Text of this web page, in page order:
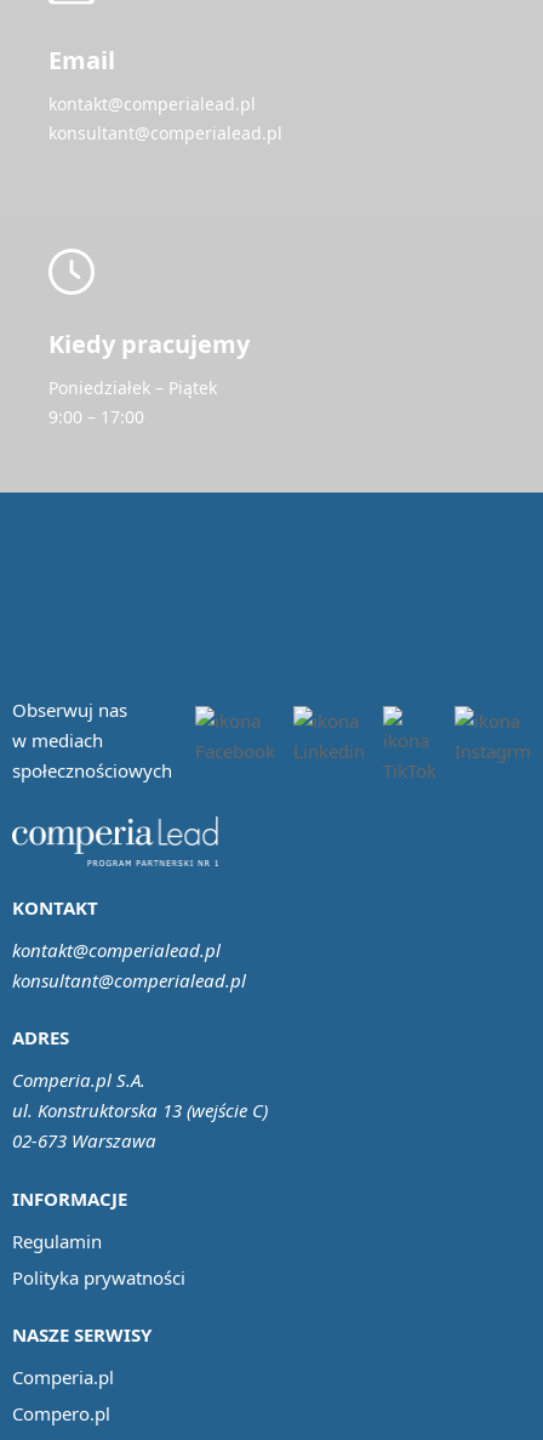
Email
kontakt@comperialead.pl
konsultant@comperialead.pl
Kiedy pracujemy
Poniedziałek – Piątek
9:00 – 17:00
Obserwuj nas
w mediach
społecznościowych
INFORMACJE
Regulamin
Polityka prywatności
NASZE SERWISY
Comperia.pl
Compero.pl
ADRES
Comperia.pl S.A.
ul. Konstruktorska 13 (wejście C)
02-673 Warszawa
KONTAKT
kontakt@comperialead.pl
konsultant@comperialead.pl